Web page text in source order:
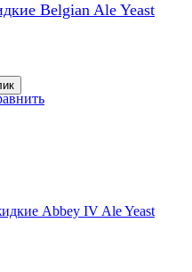
Belgian Ale Yeast